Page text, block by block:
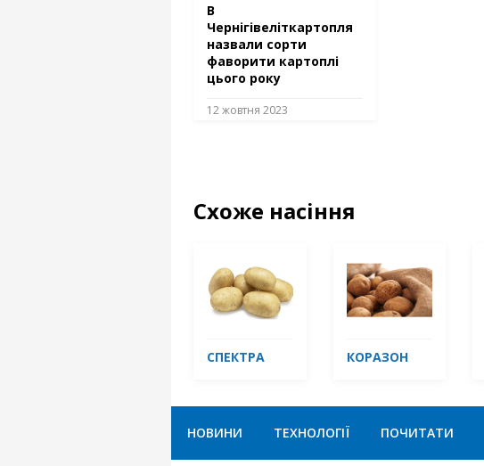
В
Чернігівеліткартопля
назвали сорти
фаворити картоплі
цього року
12 жовтня 2023
Схоже насіння
СПЕКТРА КОРАЗОН
НОВИНИ ТЕХНОЛОГІЇ ПОЧИТАТИ